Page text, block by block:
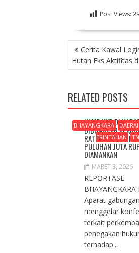
Post Views:
NAVIGASI
POSCerita Kawal
Hutan Eks Aktifitas
RELATED POSTS
BHAYANGKARA
ERINTAHAN
KAMP KKB DI
DIBONGKAR
RATUSAN AMUNISI
PULUHAN JUTA
DIAMANKAN
MARET 3, 2026
REPORTASE
Aparat
menggelar
terkait
penegakan
terhadap...